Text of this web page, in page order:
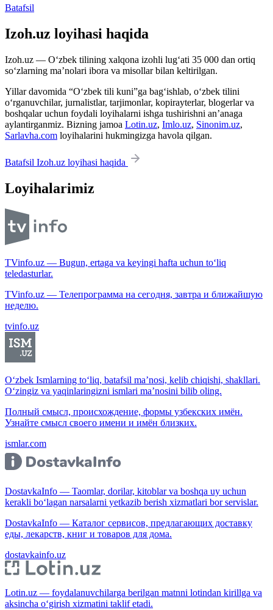
Batafsil
Izoh.uz loyihasi haqida
Izoh.uz — O‘zbek tilining xalqona izohli lug‘ati 35 000 dan ortiq
so‘zlarning ma’nolari ibora va misollar bilan keltirilgan.
Yillar davomida “O‘zbek tili kuni”ga bag‘ishlab, o‘zbek tilini
o‘rganuvchilar, jurnalistlar, tarjimonlar, kopirayterlar, blogerlar va
boshqalar uchun foydali loyihalarni ishga tushirishni an’anaga
aylantirganmiz. Bizning jamoa Lotin.uz, Imlo.uz, Sinonim.uz,
Sarlavha.com loyihalarini hukmingizga havola qilgan.
Batafsil Izoh.uz loyihasi haqida
Loyihalarimiz
TVinfo.uz — Bugun, ertaga va keyingi hafta uchun to‘liq
teledasturlar.
TVinfo.uz — Телепрограмма на сегодня, завтра и ближайшую
неделю.
tvinfo.uz
O‘zbek Ismlarning to‘liq, batafsil ma’nosi, kelib chiqishi, shakllari.
O‘zingiz va yaqinlaringizni ismlari ma’nosini bilib oling.
Полный смысл, происхождение, формы узбекских имён.
Узнайте смысл своего имени и имён близких.
ismlar.com
DostavkaInfo — Taomlar, dorilar, kitoblar va boshqa uy uchun
kerakli bo‘lagan narsalarni yetkazib berish xizmatlari bor servislar.
DostavkaInfo — Каталог сервисов, предлагающих доставку
еды, лекарств, книг и товаров для дома.
dostavkainfo.uz
Lotin.uz — foydalanuvchilarga berilgan matnni lotindan kirillga va
aksincha o‘girish xizmatini taklif etadi.